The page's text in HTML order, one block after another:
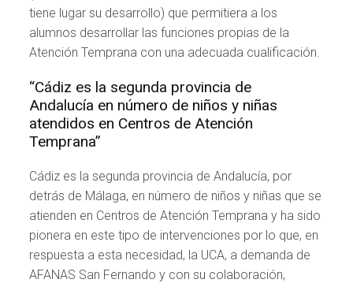
tiene lugar su desarrollo) que permitiera a los
alumnos desarrollar las funciones propias de la
Atención Temprana con una adecuada cualificación.
“Cádiz es la segunda provincia de
Andalucía en número de niños y niñas
atendidos en Centros de Atención
Temprana”
Cádiz es la segunda provincia de Andalucía, por
detrás de Málaga, en número de niños y niñas que se
atienden en Centros de Atención Temprana y ha sido
pionera en este tipo de intervenciones por lo que, en
respuesta a esta necesidad, la UCA, a demanda de
AFANAS San Fernando y con su colaboración,